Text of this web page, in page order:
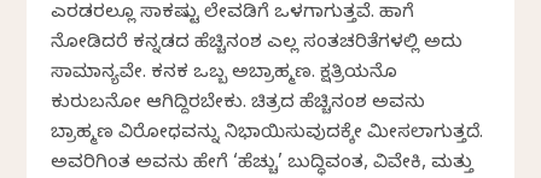
ಎರಡರಲ್ಲೂ ಸಾಕಷ್ಟು ಲೇವಡಿಗೆ ಒಳಗಾಗುತ್ತವೆ. ಹಾಗೆ
ನೋಡಿದರೆ ಕನ್ನಡದ ಹೆಚ್ಚಿನಂಶ ಎಲ್ಲ ಸಂತಚರಿತೆಗಳಲ್ಲಿ ಅದು
ಸಾಮಾನ್ಯವೇ. ಕನಕ ಒಬ್ಬ ಅಬ್ರಾಹ್ಮಣ. ಕ್ಷತ್ರಿಯನೊ
ಕುರುಬನೋ ಆಗಿದ್ದಿರಬೇಕು. ಚಿತ್ರದ ಹೆಚ್ಚಿನಂಶ ಅವನು
ಬ್ರಾಹ್ಮಣ ವಿರೋಧವನ್ನು ನಿಭಾಯಿಸುವುದಕ್ಕೇ ಮೀಸಲಾಗುತ್ತದೆ.
ಅವರಿಗಿಂತ ಅವನು ಹೇಗೆ ‘ಹೆಚ್ಚು’ ಬುದ್ಧಿವಂತ, ವಿವೇಕಿ, ಮತ್ತು